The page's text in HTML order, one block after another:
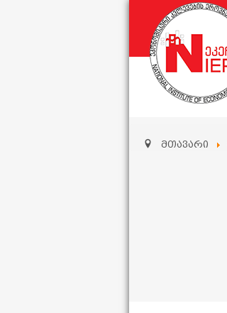
მთავარი